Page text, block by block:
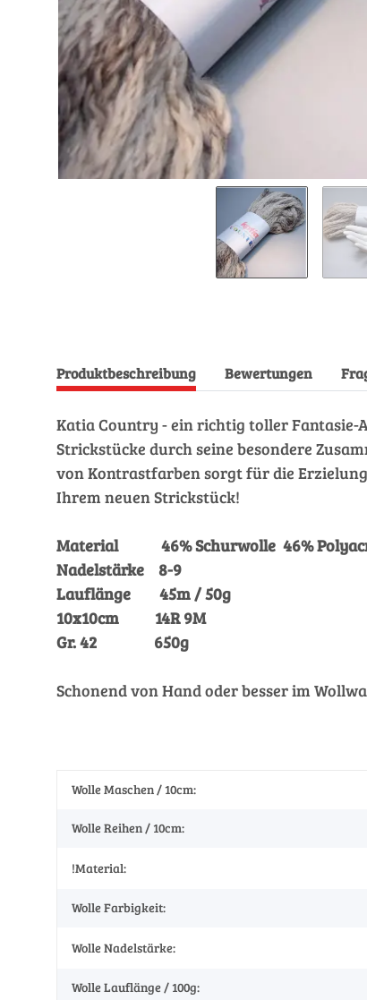
Produktbeschreibung Bewertungen
Katia Country - ein richtig toller Fantasie-
Strickstücke durch seine besondere
von Kontrastfarben sorgt für die
Ihrem neuen Strickstück!
Material 46% Schurwolle 46%
Nadelstärke 8-9
Lauflänge 45m / 50g
10x10cm 14R 9M
Gr. 42 650g
Schonend von Hand oder besser im
Wolle Maschen / 10cm:
Wolle Reihen / 10cm:
!Material:
Wolle Farbigkeit:
Wolle Nadelstärke:
Wolle Lauflänge / 100g: